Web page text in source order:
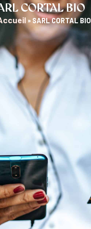
CORTAL BIO
» SARL CORTAL BIO